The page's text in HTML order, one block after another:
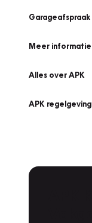
Garageafspraak
Meer informatie
Alles over APK
APK regelgeving